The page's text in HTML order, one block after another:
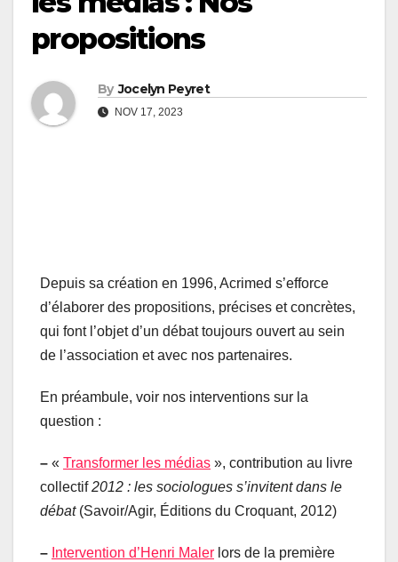
propositions
By Jocelyn Peyret
NOV 17, 2023
Depuis sa création en 1996, Acrimed s’efforce
d’élaborer des propositions, précises et concrètes,
qui font l’objet d’un débat toujours ouvert au sein
de l’association et avec nos partenaires.
En préambule, voir nos interventions sur la
question :
– « Transformer les médias », contribution au livre
collectif2012 : les sociologues s’invitent dans le
débat(Savoir/Agir, Éditions du Croquant, 2012)
– Intervention d’Henri Maler lors de la première